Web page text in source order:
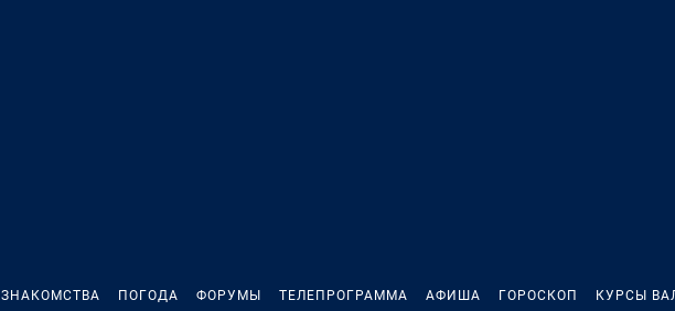
ЗНАКОМСТВА ПОГОДА ФОРУМЫ ТЕЛЕПРОГРАММА АФИША ГОРОСКОП КУРСЫ